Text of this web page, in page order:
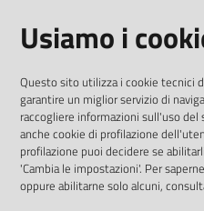
Catalogo
on line
Eventi
Chiedi al
bibliotecario
solo alle condizioni
comunitaria 2003/98/CE e
SOCIAL
Instagram
Usiamo i
Questo sito utilizza i cookie tecnici
garantire un miglior servizio di
raccogliere informazioni sull'uso
anche cookie di profilazione
profilazione puoi decidere se
'Cambia le impostazioni'. Per
oppure abilitarne solo alcuni,